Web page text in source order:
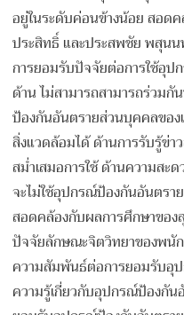
อยู่ในระดับค่อนข้างน้อย สอด
ประสิทธิ์ และประสพชัย พสุน
การยอมรับปัจจัยต่อการใช้อุ
ด้าน ไม่สามารถสามารถร่วม
ป้องกันอันตรายส่วนบุคคลขอ
สิ่งแวดล้อมได้ ด้านการรับรู้ข่
สม่ำเสมอการใช้ ด้านความสะ
จะไม่ใช้อุปกรณ์ป้องกันอันตรา
สอดคล้องกับผลการศึกษาของ
ปัจจัยลักษณะจิตวิทยาของพนั
ความสัมพันธ์ต่อการยอมรับ
ความรู้เกี่ยวกับอุปกรณ์ป้องกั